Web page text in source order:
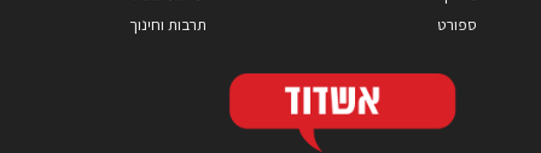
ספורט
תרבות וחינוך